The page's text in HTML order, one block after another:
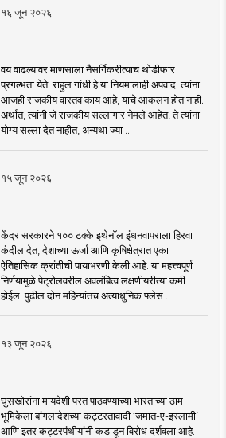
१६ जून २०२६
वय वाढल्यावर माणसाला नैसर्गिकरीत्याच थोडीफार
प्रगल्भता येते. राहुल गांधी हे या नियमालाही अपवाद! त्यांना
आजही राजकीय वास्तव काय आहे, याचे आकलन होत नाही.
अर्थात, त्यांनी जे राजकीय सल्लागार नेमले आहेत, ते त्यांना
योग्य सल्ला देत नाहीत, अन्यथा ज्या ..
१५ जून २०२६
केंद्र सरकारने १०० टक्के इथेनॉल इंधनवापराला हिरवा
कंदील देत, देशाच्या ऊर्जा आणि कृषिक्षेत्रात एका
ऐतिहासिक क्रांतीची पायाभरणी केली आहे. या महत्त्वपूर्ण
निर्णयामुळे पेट्रोलवरील अवलंबित्व लक्षणीयरीत्या कमी
होईल. पुढील दोन महिन्यांतच अत्याधुनिक फ्लेस ..
१३ जून २०२६
घुसखोरांना मायदेशी परत पाठवण्याच्या भारताच्या ठाम
भूमिकेला बांगलादेशच्या कट्टरतावादी ‘जमात-ए-इस्लामी’
आणि इतर कट्टरपंथीयांनी कडाडून विरोध दर्शवला आहे.